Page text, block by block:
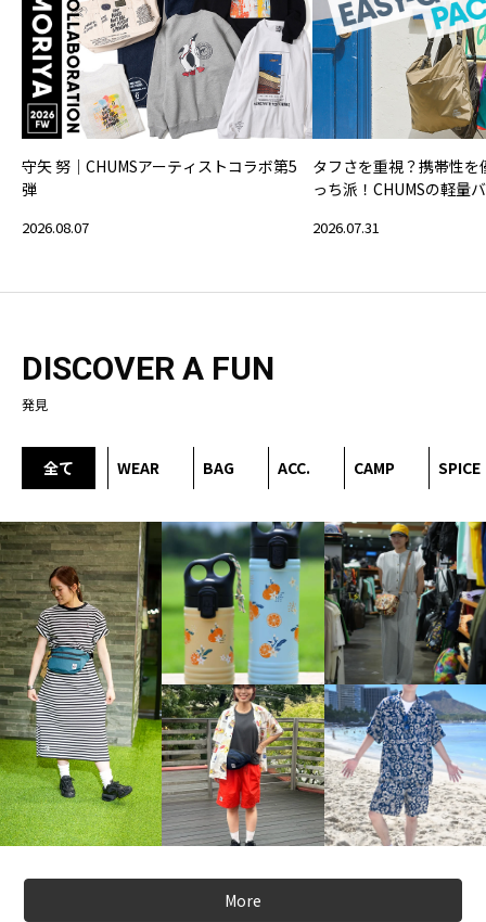
守矢 努｜CHUMSアーティストコラボ第5
弾
2026.08.07
タフさを重視？携帯性
っち派！CHUMSの軽量
2026.07.31
DISCOVER A FUN
発見
全て WEAR BAG ACC. CAMP SPICE
More